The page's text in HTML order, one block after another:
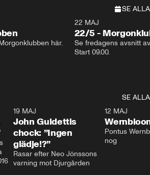
SE ALLA
här.
22 MAJ
22/5 -
Se fredagens avsnitt
Start 09.00.
SE ALLA
0:39 0:34
19 MAJ
John Guidettis
chock: ”Ingen
glädje!?”
Rasar efter Neo Jönssons
varning mot Djurgården
12 MAJ
Pontus
nog